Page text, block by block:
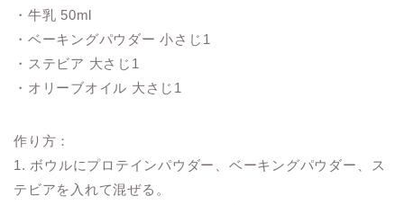
・牛乳 50ml
・ベーキングパウダー 小さじ1
・ステビア 大さじ1
・オリーブオイル 大さじ1
作り方：
1. ボウルにプロテインパウダー、ベーキングパウダー、ス
テビアを入れて混ぜる。